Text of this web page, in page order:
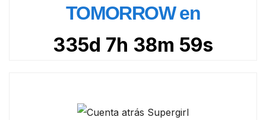
TOMORROW en
335d 7h 38m 58s